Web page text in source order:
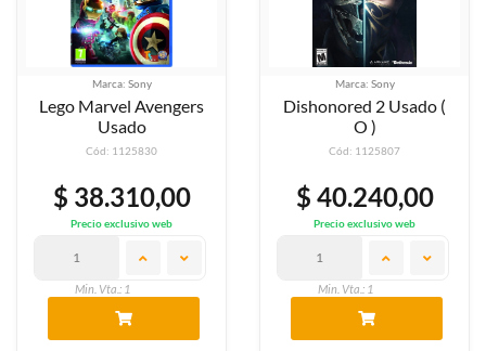
Marca: Sony
Lego Marvel Avengers
Usado
Cód: 1125830
$ 38.310,00
Precio exclusivo web
Min. Vta.: 1
Marca: Sony
Dishonored 2 Usado (
O )
Cód: 1125807
$ 40.240,00
Precio exclusivo web
Min. Vta.: 1